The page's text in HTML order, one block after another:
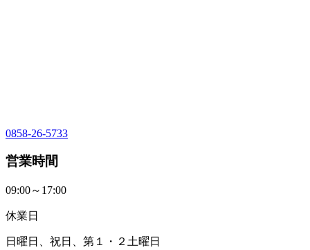
0858-26-5733
営業時間
09:00～17:00
休業日
日曜日、祝日、第１・２土曜日